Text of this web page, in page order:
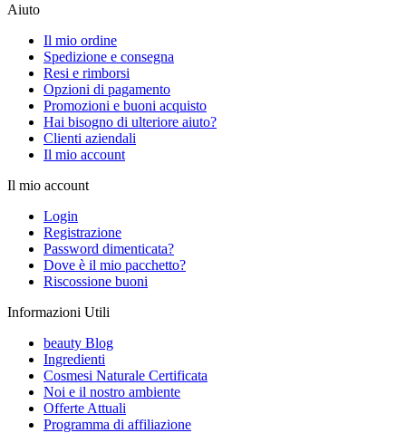
Aiuto
Il mio ordine
Spedizione e consegna
Resi e rimborsi
Opzioni di pagamento
Promozioni e buoni acquisto
Hai bisogno di ulteriore aiuto?
Clienti aziendali
Il mio account
Il mio account
Login
Registrazione
Password dimenticata?
Dove è il mio pacchetto?
Riscossione buoni
Informazioni Utili
beauty Blog
Ingredienti
Cosmesi Naturale Certificata
Noi e il nostro ambiente
Offerte Attuali
Programma di affiliazione